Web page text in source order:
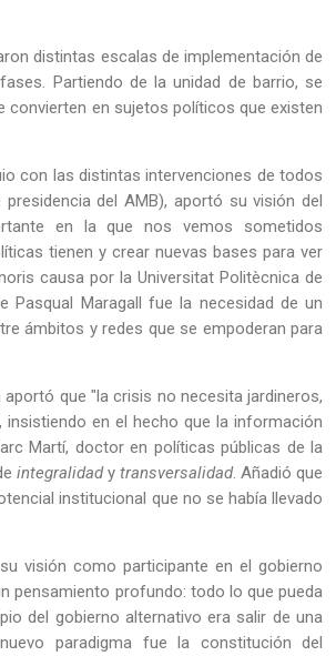
distintas escalas de implementación de
Partiendo de la unidad de barrio, se
en sujetos políticos que existen
con las distintas intervenciones de todos
del AMB), aportó su visión del
en la que nos vemos sometidos
tienen y crear nuevas bases para ver
causa por la Universitat Politècnica de
Pasqual Maragall fue la necesidad de un
ámbitos y redes que se empoderan para
que "la crisis no necesita jardineros,
en el hecho que la información
Martí, doctor en políticas públicas de la
integralidady transversalidad. Añadió que
institucional que no se había llevado
visión como participante en el gobierno
pensamiento profundo: todo lo que pueda
del gobierno alternativo era salir de una
paradigma fue la constitución del